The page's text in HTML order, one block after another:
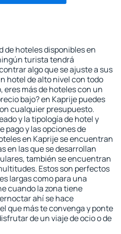
de hoteles disponibles en
turista tendrá
algo que se ajuste a sus
hotel de alto nivel con todo
más de hoteles con un
bajo? en Kaprije puedes
cualquier presupuesto.
y la tipología de hotel y
pago y las opciones de
en Kaprije se encuentran
en las que se desarrollan
también se encuentran
Estos son perfectos
largas como para una
cuando la zona tiene
ahí se hace
que más te convenga y ponte
de un viaje de ocio o de